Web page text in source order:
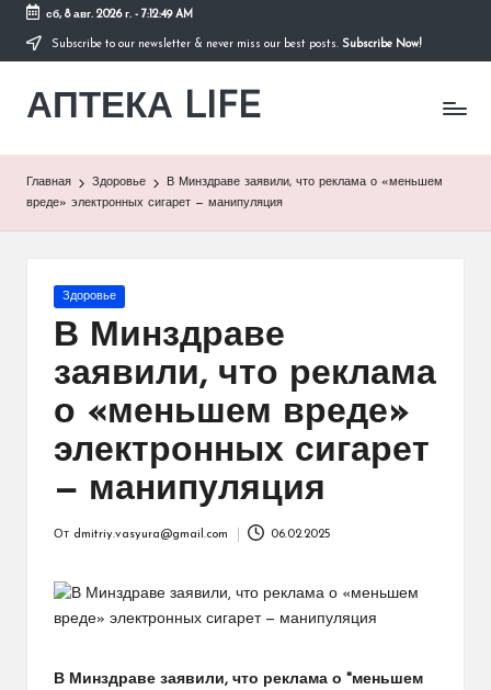
Перейти
содержимому
сб, 8 авг. 2026 г.- 7:12:49 AM
Subscribe to our newsletter & never miss our best posts. Subscribe Now!
АПТЕКА LIFE
сайт
Главная Здоровье
В Минздраве заявили, что реклама о «меньшем
вреде» электронных сигарет — манипуляция
Опубликовано
Здоровье
В Минздраве
заявили, что реклама
о «меньшем вреде»
электронных сигарет
— манипуляция
От dmitriy.vasyura@gmail.com 06.02.2025
В Минздраве заявили, что реклама о "меньшем